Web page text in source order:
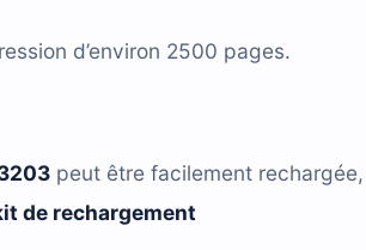
d’environ 2500 pages.
peut être facilement rechargée,
de rechargement